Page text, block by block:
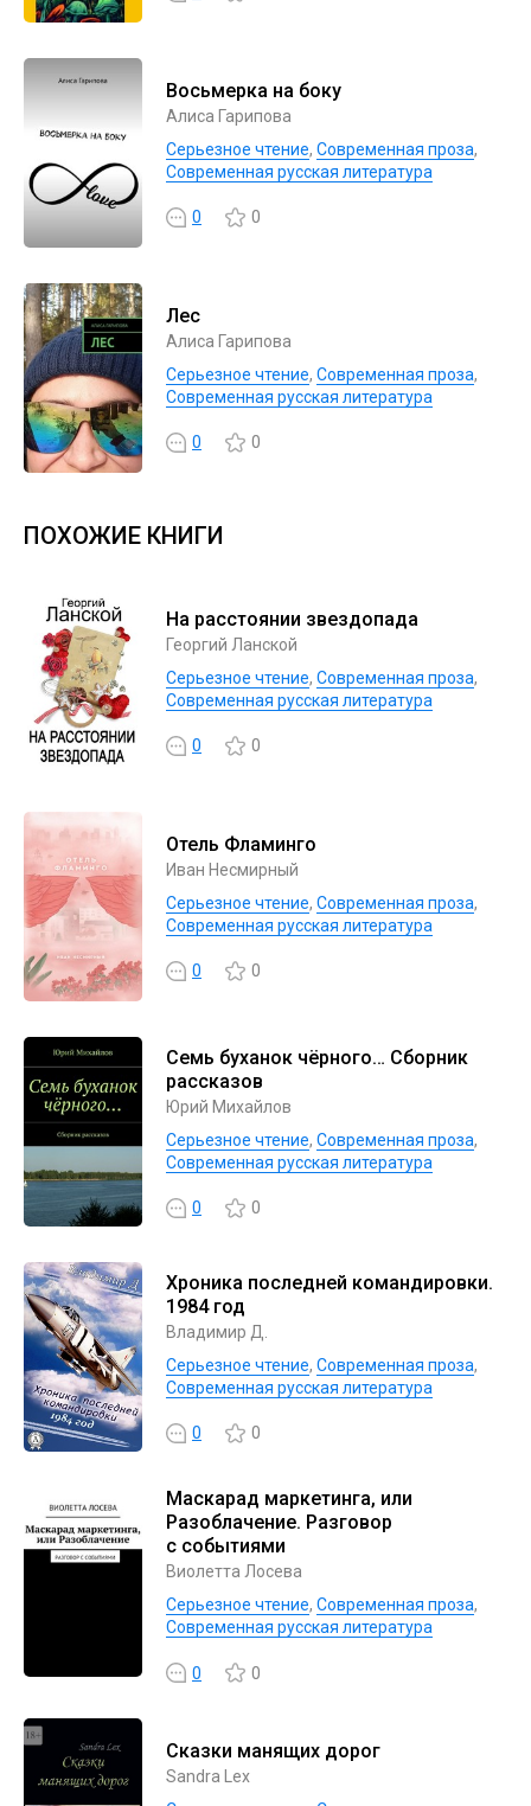
Восьмерка на боку
Алиса Гарипова
Серьезное чтение, Современная проза,
Современная русская литература
0 0
Лес
Алиса Гарипова
Серьезное чтение, Современная проза,
Современная русская литература
0 0
ПОХОЖИЕ КНИГИ
На расстоянии звездопада
Георгий Ланской
Серьезное чтение, Современная проза,
Современная русская литература
0 0
Отель Фламинго
Иван Несмирный
Серьезное чтение, Современная проза,
Современная русская литература
0 0
Семь буханок чёрного… Сборник
рассказов
Юрий Михайлов
Серьезное чтение, Современная проза,
Современная русская литература
0 0
Хроника последней командировки.
1984 год
Владимир Д.
Серьезное чтение, Современная проза,
Современная русская литература
0 0
Маскарад маркетинга, или
Разоблачение. Разговор
с событиями
Виолетта Лосева
Серьезное чтение, Современная проза,
Современная русская литература
0 0
Сказки манящих дорог
Sandra Lex